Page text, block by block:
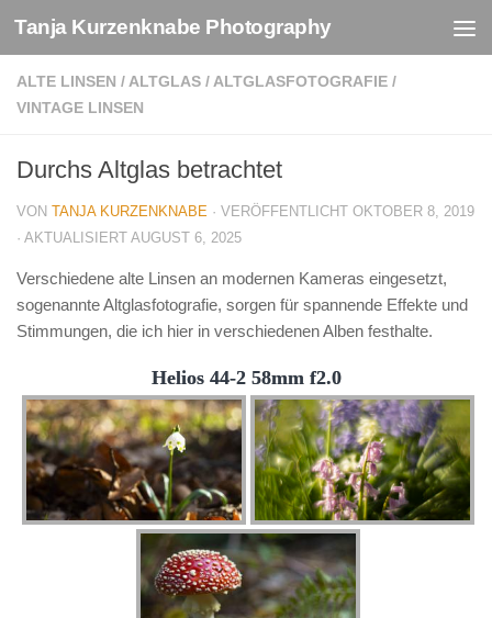
Zum Inhalt springen
Tanja Kurzenknabe Photography
ALTE LINSEN / ALTGLAS / ALTGLASFOTOGRAFIE /
VINTAGE LINSEN
Durchs Altglas betrachtet
VON TANJA KURZENKNABE · VERÖFFENTLICHT OKTOBER 8, 2019
· AKTUALISIERT AUGUST 6, 2025
Verschiedene alte Linsen an modernen Kameras eingesetzt,
sogenannte Altglasfotografie, sorgen für spannende Effekte und
Stimmungen, die ich hier in verschiedenen Alben festhalte.
Helios 44-2 58mm f2.0